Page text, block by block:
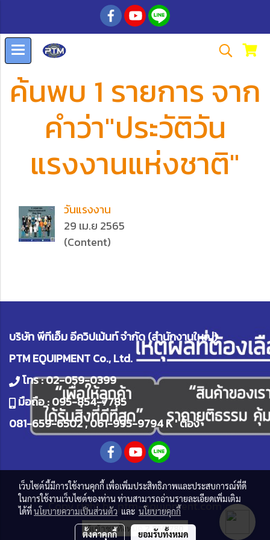
ค้นพบ 1 รายการ จาก
คำว่า"ประวัติวัน
แรงงานแห่งชาติ"
วันแรงงาน
29 เม.ย 2565
(Content)
บริษัท พีทีเอ็ม อีควิปเม้นท์ จำกัด (สำนักงานใหญ่)
PTM EQUIPMENT Co., Ltd.
โทร :02-059-0399
มือถือ :095-854-7785
081-659-6502,061-995-9794K ' ต้อง
Copy right byptm-equipment.com
ผู้เข้าชมทั้งหมด2,866,780
เว็บไซต์นี้มีการใช้งานคุกกี้ เพื่อเพิ่มประสิทธิภาพและประสบการณ์ที่ดี
ในการใช้งานเว็บไซต์ของท่าน ท่านสามารถอ่านรายละเอียดเพิ่มเติม
ได้ที่นโยบายความเป็นส่วนตัว และ นโยบายคุกกี้
ตั้งค่าคุกกี้ ยอมรับทั้งหมด